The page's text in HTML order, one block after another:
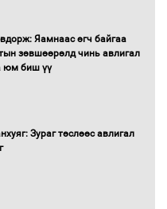
нуугтмал хөрөнгийг
Яамнаас өгч байгаа
зөвшөөрөлд чинь авлигал
юм биш үү
Зураг төслөөс авлигал